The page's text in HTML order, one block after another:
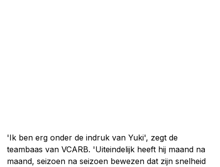
'Ik ben erg onder de indruk van Yuki', zegt de
teambaas van VCARB. 'Uiteindelijk heeft hij maand na
maand, seizoen na seizoen bewezen dat zijn snelheid